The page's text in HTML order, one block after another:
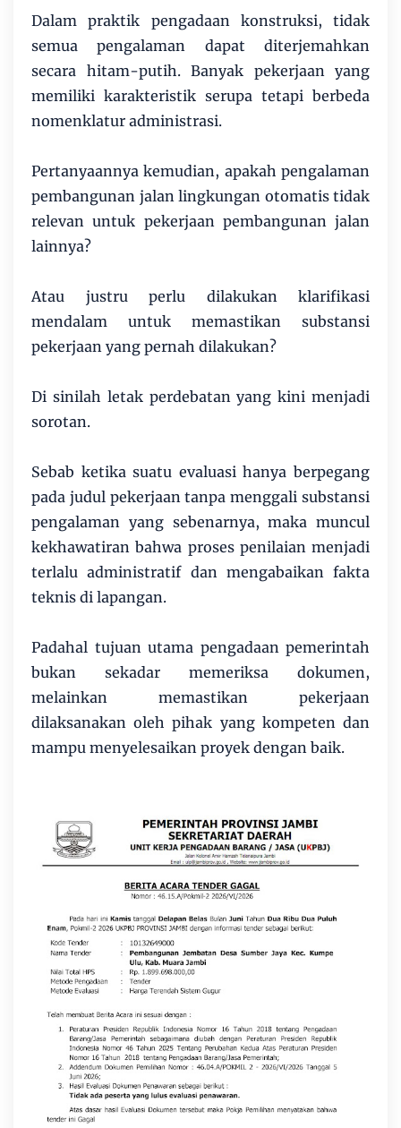
Dalam praktik pengadaan konstruksi, tidak
semua pengalaman dapat diterjemahkan
secara hitam-putih. Banyak pekerjaan yang
memiliki karakteristik serupa tetapi berbeda
nomenklatur administrasi.
Pertanyaannya kemudian, apakah pengalaman
pembangunan jalan lingkungan otomatis tidak
relevan untuk pekerjaan pembangunan jalan
lainnya?
Atau justru perlu dilakukan klarifikasi
mendalam untuk memastikan substansi
pekerjaan yang pernah dilakukan?
Di sinilah letak perdebatan yang kini menjadi
sorotan.
Sebab ketika suatu evaluasi hanya berpegang
pada judul pekerjaan tanpa menggali substansi
pengalaman yang sebenarnya, maka muncul
kekhawatiran bahwa proses penilaian menjadi
terlalu administratif dan mengabaikan fakta
teknis di lapangan.
Padahal tujuan utama pengadaan pemerintah
bukan sekadar memeriksa dokumen,
melainkan memastikan pekerjaan
dilaksanakan oleh pihak yang kompeten dan
mampu menyelesaikan proyek dengan baik.